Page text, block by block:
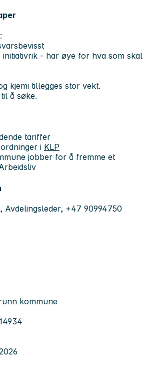
initiativrik - har øye for hva som skal
kjemi tillegges stor vekt.
å søke.
tariffer
i KLP
jobber for å fremme et
Avdelingsleder, +47 90994750
kommune